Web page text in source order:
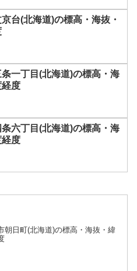
台(北海道)の標高・海抜・
一丁目(北海道)の標高・海
度
六丁目(北海道)の標高・海
度
朝日町(北海道)の標高・海抜・緯